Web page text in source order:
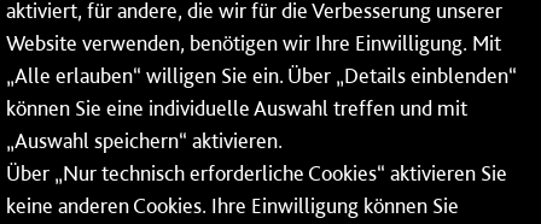
* Montags bis freitags bis 7 und ab 18 Uhr sowie an
Wochenenden und Feiertagen ganztags werden Ihre
Anrufe je nach Themenauswahl an ein Callcenter des
RMV oder von nextbike weitergeleitet. Dort erhalten Sie
ausschließlich Auskünfte zum Fahrplan bzw. zu
meinRad.
aktiviert, für andere, die wir für die Verbesserung unserer
Website verwenden, benötigen wir Ihre Einwilligung. Mit
„Alle erlauben“ willigen Sie ein. Über „Details einblenden“
können Sie eine individuelle Auswahl treffen und mit
„Auswahl speichern“ aktivieren.
Über „Nur technisch erforderliche Cookies“ aktivieren Sie
keine anderen Cookies. Ihre Einwilligung können Sie